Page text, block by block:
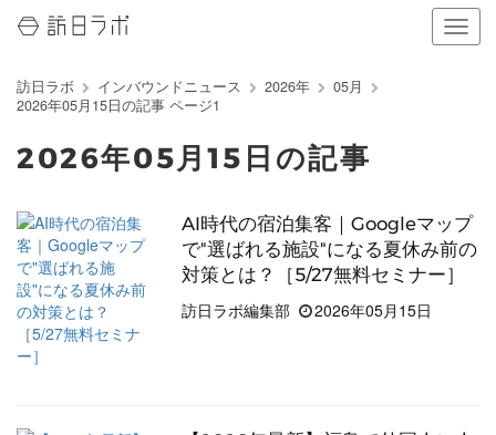
ナ
ビ
示
を
訪日ラボ インバウンドニュース 2026年
05月
2026年05月15日の記事 ページ1
2026年05月15日の記事
AI時代の宿泊集客｜Googleマップ
で"選ばれる施設"になる夏休み前の
対策とは？［5/27無料セミナー］
訪日ラボ編集部
2026年05月15日